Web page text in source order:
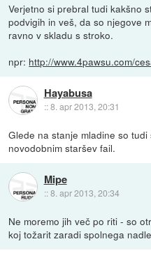
Verjetno si prebral tudi kakšno
podvigih in veš, da so njegove
ravno v skladu s stroko.
npr: http://www.4pawsu.com/
Hayabusa
::8. apr 2013, 20:31
Glede na stanje mladine so
novodobnim staršev fail.
Mipe
::8. apr 2013, 20:34
Ne moremo jih več po riti - so
koj tožarit zaradi spolnega